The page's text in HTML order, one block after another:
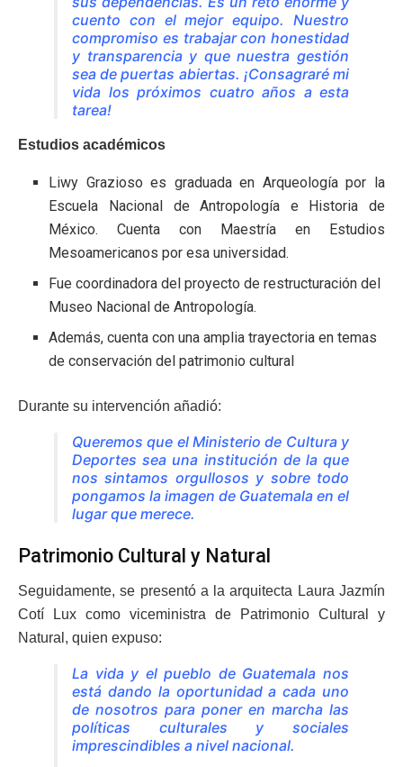
cuento con el mejor equipo. Nuestro
compromiso es trabajar con honestidad
y transparencia y que nuestra gestión
sea de puertas abiertas. ¡Consagraré mi
vida los próximos cuatro años a esta
tarea!
Estudios académicos
Liwy Grazioso es graduada en Arqueología por la
Escuela Nacional de Antropología e Historia de
México. Cuenta con Maestría en Estudios
Mesoamericanos por esa universidad.
Fue coordinadora del proyecto de restructuración del
Museo Nacional de Antropología.
Además, cuenta con una amplia trayectoria en temas
de conservación del patrimonio cultural
Durante su intervención añadió:
Queremos que el Ministerio de Cultura y
Deportes sea una institución de la que
nos sintamos orgullosos y sobre todo
pongamos la imagen de Guatemala en el
lugar que merece.
Patrimonio Cultural y Natural
Seguidamente, se presentó a la arquitecta Laura Jazmín
Cotí Lux como viceministra de Patrimonio Cultural y
Natural, quien expuso:
La vida y el pueblo de Guatemala nos
está dando la oportunidad a cada uno
de nosotros para poner en marcha las
políticas culturales y sociales
imprescindibles a nivel nacional.